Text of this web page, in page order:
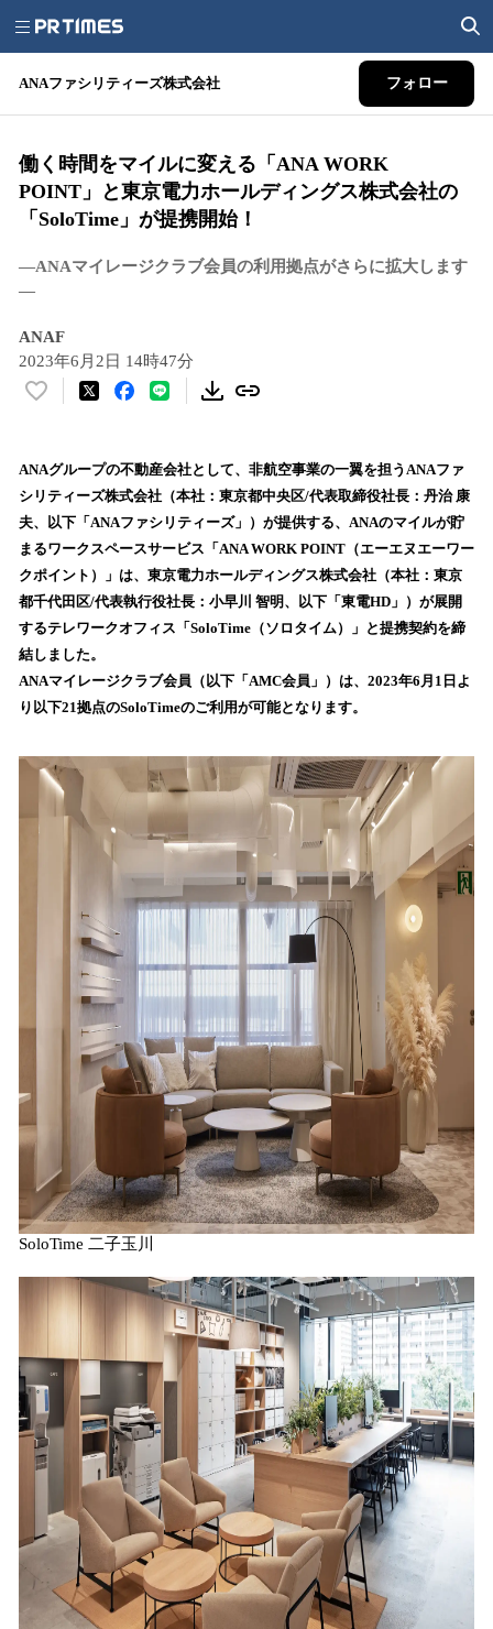
ANAファシリティーズ株式会社 フォロー
働く時間をマイルに変える「ANA WORK
POINT」と東京電力ホールディングス株式会社の
「SoloTime」が提携開始！
―ANAマイレージクラブ会員の利用拠点がさらに拡大します
―
ANAF
2023年6月2日 14時47分
い
！
数
を
読
込
み
中
で
す
ANAグループの不動産会社として、非航空事業の一翼を担うANAファ
シリティーズ株式会社（本社：東京都中央区/代表取締役社長：丹治 康
夫、以下「ANAファシリティーズ」）が提供する、ANAのマイルが貯
まるワークスペースサービス「ANA WORK POINT（エーエヌエーワー
クポイント）」は、東京電力ホールディングス株式会社（本社：東京
都千代田区/代表執行役社長：小早川 智明、以下「東電HD」）が展開
するテレワークオフィス「SoloTime（ソロタイム）」と提携契約を締
結しました。
ANAマイレージクラブ会員（以下「AMC会員」）は、2023年6月1日よ
り以下21拠点のSoloTimeのご利用が可能となります。
SoloTime 二子玉川